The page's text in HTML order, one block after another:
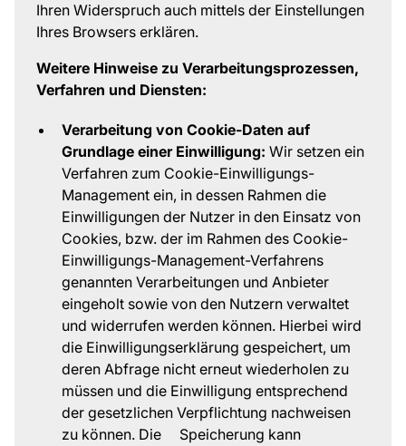
Ihren Widerspruch auch mittels der Einstellungen
Ihres Browsers erklären.
Weitere Hinweise zu Verarbeitungsprozessen,
Verfahren und Diensten:
Verarbeitung von Cookie-Daten auf
Grundlage einer Einwilligung: Wir setzen ein
Verfahren zum Cookie-Einwilligungs-
Management ein, in dessen Rahmen die
Einwilligungen der Nutzer in den Einsatz von
Cookies, bzw. der im Rahmen des Cookie-
Einwilligungs-Management-Verfahrens
genannten Verarbeitungen und Anbieter
eingeholt sowie von den Nutzern verwaltet
und widerrufen werden können. Hierbei wird
die Einwilligungserklärung gespeichert, um
deren Abfrage nicht erneut wiederholen zu
müssen und die Einwilligung entsprechend
der gesetzlichen Verpflichtung nachweisen
zu können. Die Speicherung kann